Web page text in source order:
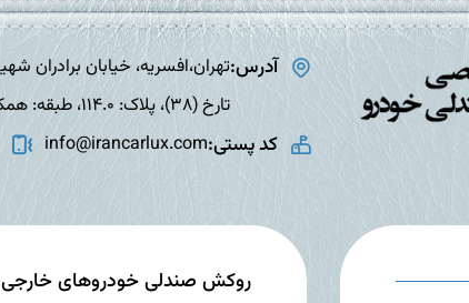
آدرس:
تارخ (38)، پلاک: 114.0، طبقه: همکف
کد پستی:info@irancarlux.com
روکش صندلی خودروهای خارجی